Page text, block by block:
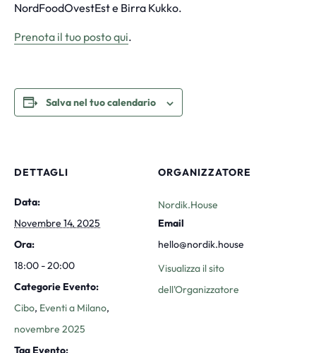
NordFoodOvestEst e Birra Kukko.
Prenota il tuo posto qui.
Salva nel tuo calendario
DETTAGLI
Data:
Novembre 14, 2025
Ora:
18:00 - 20:00
Categorie Evento:
Cibo, Eventi a Milano,
novembre 2025
Tag Evento:
ORGANIZZATORE
Nordik.House
Email
hello@nordik.house
Visualizza il sito
dell'Organizzatore